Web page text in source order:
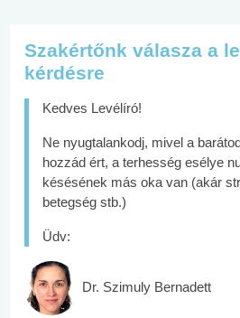
Szakértőnk válasza a
kérdésre
Kedves Levélíró!
Ne nyugtalankodj, mivel a
hozzád ért, a terhesség esélye
késésének más oka van (akár
betegség stb.)
Üdv:
Dr. Szimuly Bernadett